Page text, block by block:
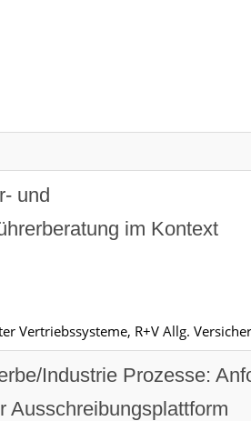
und
im Kontext
Vertriebssysteme, R+V Allg.
Industrie Prozesse:
Ausschreibungsplattform